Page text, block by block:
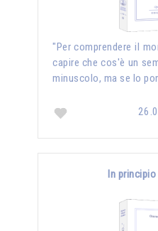
"Per comprendere il
capire che cos'è un
minuscolo, ma se lo
In